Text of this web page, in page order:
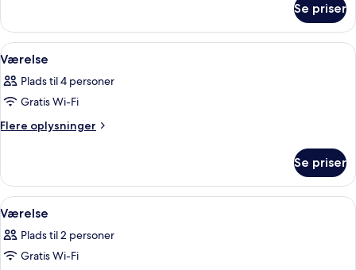
Se priser
Indlæs
alle
billeder
af
Værelse
To enkeltsenge med hvide lagner
5
Værelse
Plads til 4 personer
Gratis Wi-Fi
Flere oplysninger
Flere
Se priser
Indlæs
alle
billeder
af
Et hotelværelse med en seng, en
5
Værelse
Plads til 2 personer
Gratis Wi-Fi